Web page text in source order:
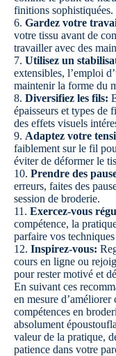
finitions sophistiquées.
6. Gardez votre
votre tissu avant de
travailler avec des
7. Utilisez un
extensibles, l’emploi
maintenir la forme du
8. Diversifiez les fils:
épaisseurs et types de
des effets visuels
9. Adaptez votre
faiblement sur le fil
éviter de déformer le
10. Prendre des
erreurs, faites des
session de broderie.
11. Exercez-vous
compétence, la
parfaire vos
12. Inspirez-vous:
cours en ligne ou
pour rester motivé et
En suivant ces
en mesure
compétences en
absolument
valeur de la pratique,
patience dans votre